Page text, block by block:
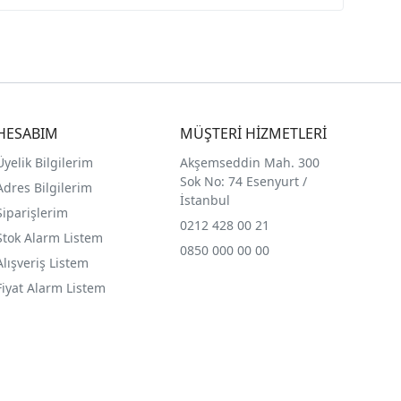
Bilgilerim
Bilgilerim
Alarm Listem
Listem
Alarm Listem
MÜŞTERİ HİZMETLERİ
Akşemseddin Mah. 300
Sok No: 74 Esenyurt /
İstanbul
0212 428 00 21
0850 000 00 00